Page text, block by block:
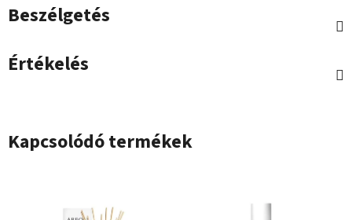
Beszélgetés
Értékelés
Kapcsolódó termékek